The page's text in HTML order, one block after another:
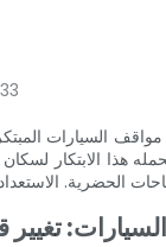
33
السيارات
يحمله هذا
تغيير